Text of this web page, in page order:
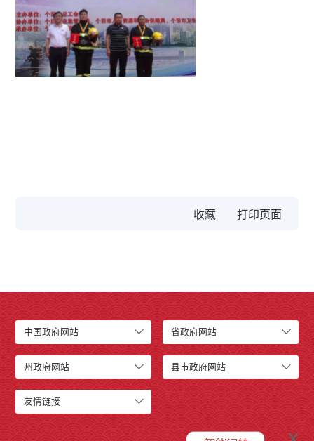
收藏
中国政府网站 省政府网站
州政府网站 县市政府网站
友情链接